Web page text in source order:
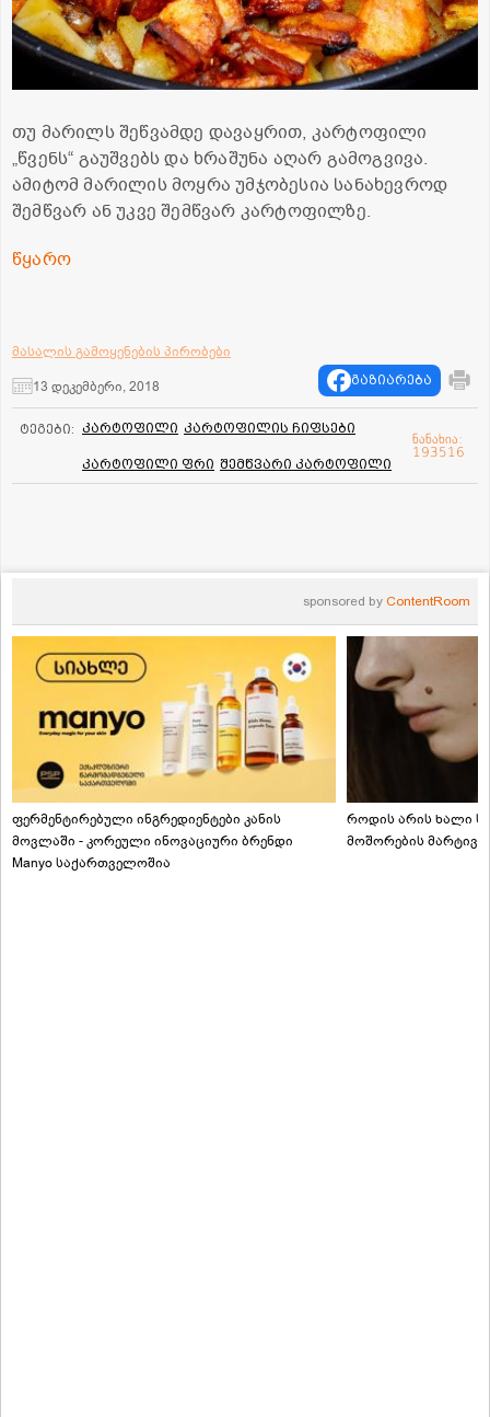
თუ მარილს შეწვამდე დავაყრით, კარტოფილი
„წვენს“ გაუშვებს და ხრაშუნა აღარ გამოგვივა.
ამიტომ მარილის მოყრა უმჯობესია სანახევროდ
შემწვარ ან უკვე შემწვარ კარტოფილზე.
წყარო
მასალის გამოყენების პირობები
13 დეკემბერი, 2018
გაზიარება
ტეგები: კარტოფილი კარტოფილის ჩიფსები
კარტოფილი ფრი შემწვარი კარტოფილი
ნანახია:
193516
sponsored by ContentRoom
ფერმენტირებული ინგრედიენტები კანის
მოვლაში - კორეული ინოვაციური ბრენდი
Manyo საქართველოშია
როდის არის ხალი
მოშორების